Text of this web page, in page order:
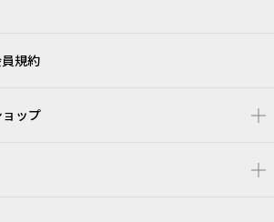
規約
ョップ